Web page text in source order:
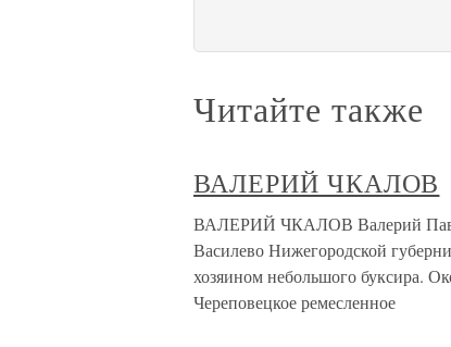
Читайте также
ВАЛЕРИЙ ЧКАЛОВ
ВАЛЕРИЙ ЧКАЛОВ Валерий
Василево Нижегородской
хозяином небольшого буксира.
Череповецкое ремесленное